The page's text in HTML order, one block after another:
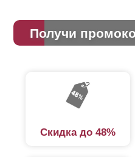
Получи
Скидка до 48%